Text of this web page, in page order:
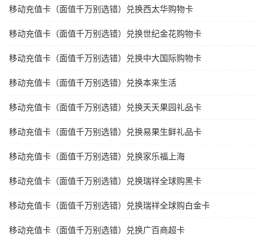
移动充值卡（面值千万别选错）兑换西太华购物卡
移动充值卡（面值千万别选错）兑换世纪金花购物卡
移动充值卡（面值千万别选错）兑换中大国际购物卡
移动充值卡（面值千万别选错）兑换本来生活
移动充值卡（面值千万别选错）兑换天天果园礼品卡
移动充值卡（面值千万别选错）兑换易果生鲜礼品卡
移动充值卡（面值千万别选错）兑换家乐福上海
移动充值卡（面值千万别选错）兑换瑞祥全球购黑卡
移动充值卡（面值千万别选错）兑换瑞祥全球购白金卡
移动充值卡（面值千万别选错）兑换广百商超卡